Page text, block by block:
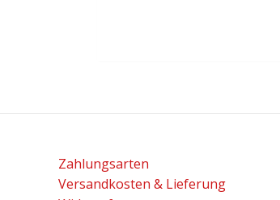
Zahlungsarten
Versandkosten & Lieferung